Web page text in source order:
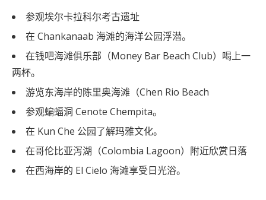
参观埃尔卡拉科尔考古遗址
在 Chankanaab 海滩的海洋公园浮潜。
在钱吧海滩俱乐部（Money Bar Beach Club）喝上一
两杯。
游览东海岸的陈里奥海滩（Chen Rio Beach
参观蝙蝠洞 Cenote Chempita。
在 Kun Che 公园了解玛雅文化。
在哥伦比亚泻湖（Colombia Lagoon）附近欣赏日落
在西海岸的 El Cielo 海滩享受日光浴。